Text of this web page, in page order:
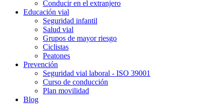
Conducir en el extranjero
Educación vial
Seguridad infantil
Salud vial
Grupos de mayor riesgo
Ciclistas
Peatones
Prevención
Seguridad vial laboral - ISO 39001
Curso de conducción
Plan movilidad
Blog